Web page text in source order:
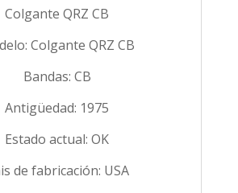
Colgante QRZ CB
Colgante QRZ CB
Bandas: CB
Antigüedad: 1975
Estado actual: OK
de fabricación: USA